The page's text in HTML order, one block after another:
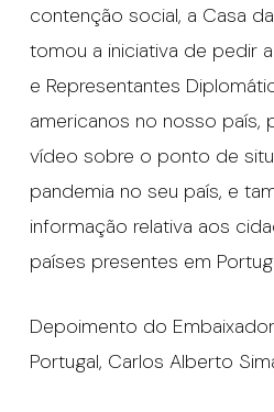
contenção social, a Casa
tomou a iniciativa de pedir
e Representantes
americanos no nosso país,
vídeo sobre o ponto de
pandemia no seu país, e
informação relativa aos
países presentes em
Depoimento do
Portugal, Carlos Alberto